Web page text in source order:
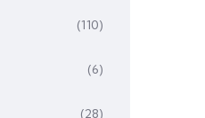
(110)
(6)
(28)